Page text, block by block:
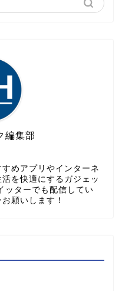
編集部
めアプリやインターネ
を快適にするガジェッ
ッターでも配信してい
願いします！